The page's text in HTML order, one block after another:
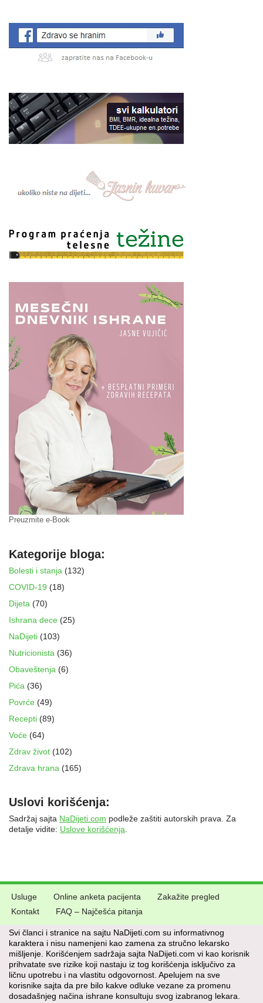
Preuzmite e-Book
Kategorije bloga:
Bolesti i stanja (132)
COVID-19 (18)
Dijeta (70)
Ishrana dece (25)
NaDijeti (103)
Nutricionista (36)
Obaveštenja (6)
Pića (36)
Povrće (49)
Recepti (89)
Voće (64)
Zdrav život (102)
Zdrava hrana (165)
Uslovi korišćenja:
Sadržaj sajta NaDijeti.com podleže zaštiti autorskih prava. Za
detalje vidite: Uslove korišćenja
Usluge Online anketa pacijenta
Zakažite pregled
Kontakt
FAQ – Najčešća pitanja
Svi članci i stranice na sajtu NaDijeti.com su informativnog
karaktera i nisu namenjeni kao zamena za stručno lekarsko
mišljenje. Korišćenjem sadržaja sajta NaDijeti.com vi kao korisnik
prihvatate sve rizike koji nastaju iz tog korišćenja isključivo za
ličnu upotrebu i na vlastitu odgovornost. Apelujem na sve
korisnike sajta da pre bilo kakve odluke vezane za promenu
dosadašnjeg načina ishrane konsultuju svog izabranog lekara.